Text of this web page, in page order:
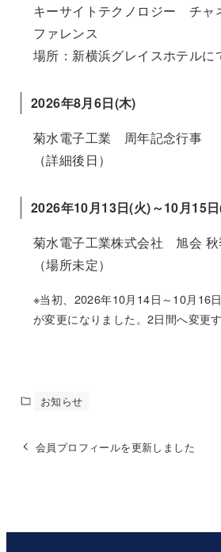
キーサイトテクノロジー チャ
ファレンス
場所：新横浜グレイスホテルに
2026年8月6日(木)
菊水電子工業 周年記念行事
（詳細後日）
2026年10月13日(火)～10月15
菊水電子工業株式会社 旭会 秋
（場所未定）
※当初、2026年10月14日～10月16
が変更になりました。2日間へ変更
お知らせ
会員プロフィールを更新しました